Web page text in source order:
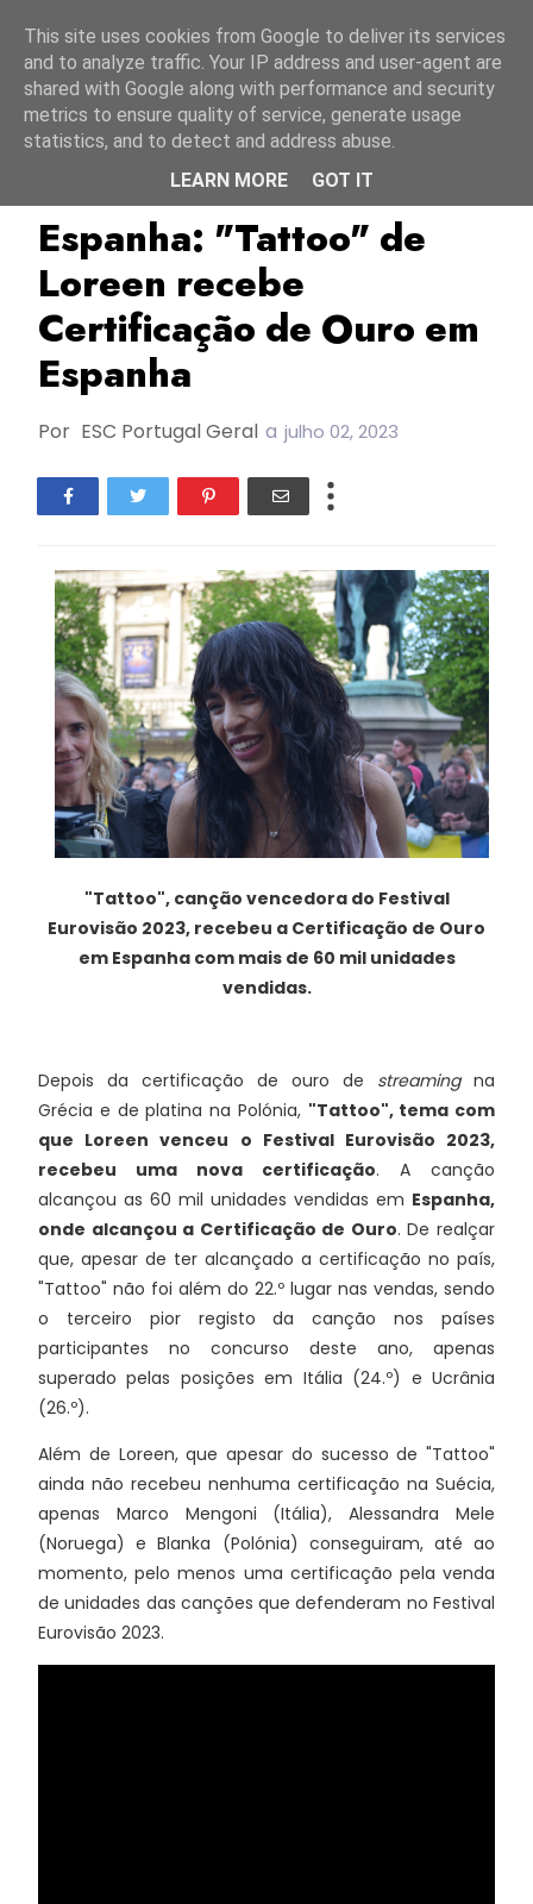
Espanha Loreen
Espanha: "Tattoo" de
Loreen recebe
Certificação de Ouro em
Espanha
Por ESC Portugal Geral a julho 02, 2023
"Tattoo", canção vencedora do Festival
Eurovisão 2023, recebeu a Certificação de Ouro
em Espanha com mais de 60 mil unidades
vendidas.
Depois da certificação de ouro de streamingna
Grécia e de platina na Polónia, "Tattoo", tema com
que Loreen venceu o Festival Eurovisão 2023,
recebeu uma nova certificação. A canção
alcançou as 60 mil unidades vendidas em Espanha,
onde alcançou a Certificação de Ouro. De realçar
que, apesar de ter alcançado a certificação no país,
"Tattoo" não foi além do 22.º lugar nas vendas, sendo
o terceiro pior registo da canção nos países
participantes no concurso deste ano, apenas
superado pelas posições em Itália (24.º) e Ucrânia
(26.º).
Além de Loreen, que apesar do sucesso de "Tattoo"
ainda não recebeu nenhuma certificação na Suécia,
apenas Marco Mengoni (Itália), Alessandra Mele
(Noruega) e Blanka (Polónia) conseguiram, até ao
momento, pelo menos uma certificação pela venda
de unidades das canções que defenderam no Festival
Eurovisão 2023.
This site uses cookies from Google to deliver its services
and to analyze traffic. Your IP address and user-agent are
shared with Google along with performance and security
metrics to ensure quality of service, generate usage
statistics, and to detect and address abuse.
LEARN MORE
GOT IT